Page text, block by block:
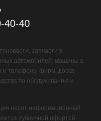
40-40
запчасти в
автомобилей, машины в
и телефоны фирм, доска
по обслуживанию и
носит информационный
публичной офертой.